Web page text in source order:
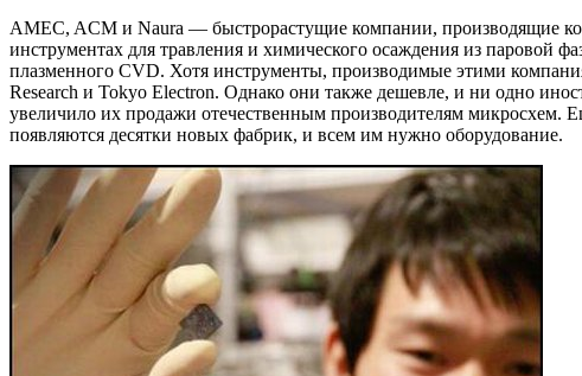
AMEC, ACM и Naura — быстрорастущие компании, производящие
инструментах для травления и химического осаждения из паровой
плазменного CVD. Хотя инструменты, производимые этими
Research и Tokyo Electron. Однако они также дешевле, и ни одно
увеличило их продажи отечественным производителям микросхем.
появляются десятки новых фабрик, и всем им нужно оборудование.